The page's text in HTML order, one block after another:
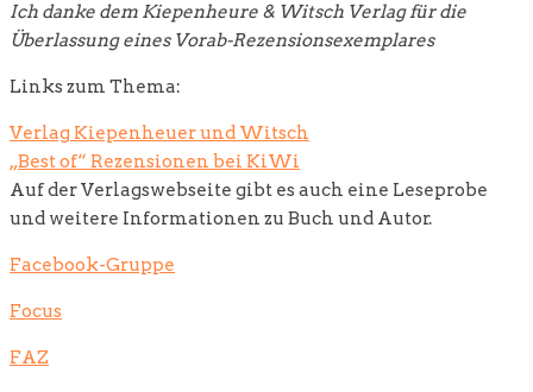
Ich danke dem Kiepenheure & Witsch Verlag für die
Überlassung eines Vorab-Rezensionsexemplares
Links zum Thema:
Verlag Kiepenheuer und Witsch
„Best of“ Rezensionen bei KiWi
Auf der Verlagswebseite gibt es auch eine Leseprobe
und weitere Informationen zu Buch und Autor.
Facebook-Gruppe
Focus
FAZ